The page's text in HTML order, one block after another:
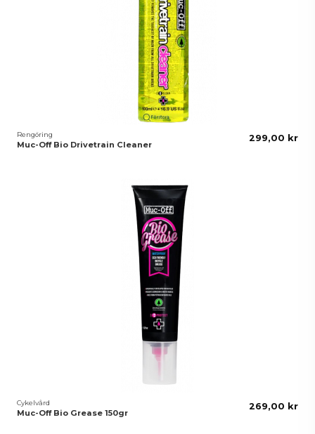
Rengöring
Muc-Off Bio Drivetrain Cleaner
299,00 kr
Cykelvård
Muc-Off Bio Grease 150gr
269,00 kr